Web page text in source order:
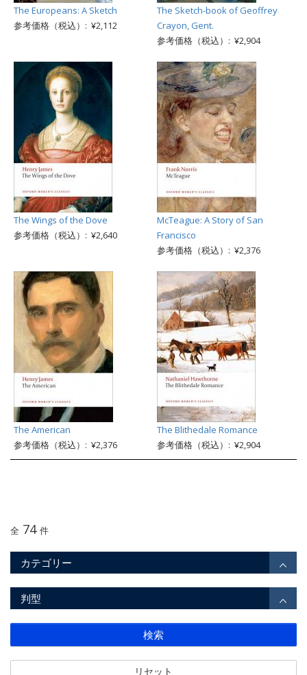
The Europeans: A Sketch
参考価格（税込）: ¥2,112
The Sketch-book of Geoffrey
Crayon, Gent.
参考価格（税込）: ¥2,904
The Wings of the Dove
参考価格（税込）: ¥2,640
McTeague: A Story of San
Francisco
参考価格（税込）: ¥2,376
The American
参考価格（税込）: ¥2,376
The Blithedale Romance
参考価格（税込）: ¥2,904
全 74 件
カテゴリー
判型
検索
リセット